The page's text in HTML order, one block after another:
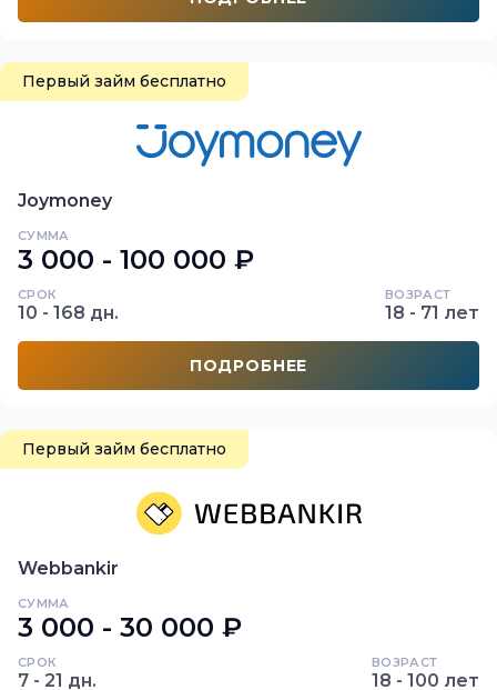
Первый займ бесплатно
Joymoney
СУММА
3 000 - 100 000 ₽
СРОК
10 - 168 дн.
ВОЗРАСТ
18 - 71 лет
ПОДРОБНЕЕ
Первый займ бесплатно
Webbankir
СУММА
3 000 - 30 000 ₽
СРОК
7 - 21 дн.
ВОЗРАСТ
18 - 100 лет